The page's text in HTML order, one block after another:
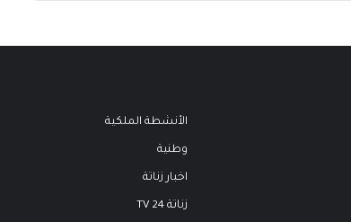
الأنشطة الملكية
وطنية
اخبار زناتة
زناتة 24 TV